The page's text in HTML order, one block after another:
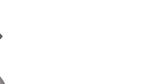
Cutting / เครื่อง
องมือ